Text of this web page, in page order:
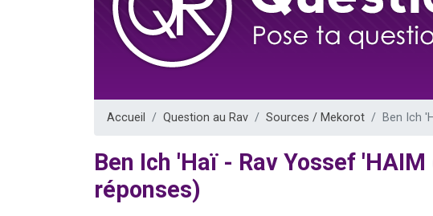
Il reste 49 places pour
Eva vient de donner son
Accueil Question au Rav Sources / Mekorot Ben Ich
Ben Ich 'Haï - Rav Yossef 'HAIM
réponses)